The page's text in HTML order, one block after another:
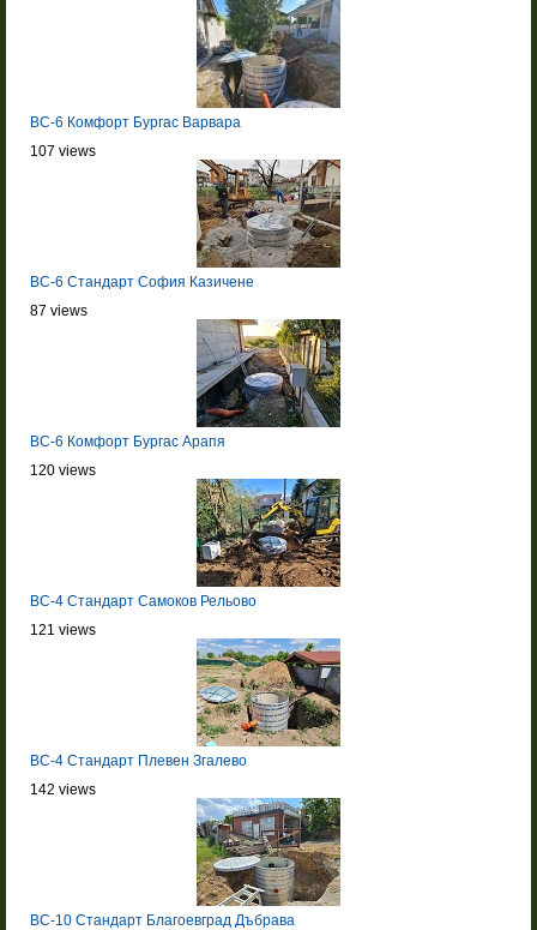
BC-6 Комфорт Бургас Варвара
107 views
BC-6 Стандарт София Казичене
87 views
BC-6 Комфорт Бургас Арапя
120 views
BC-4 Стандарт Самоков Рельово
121 views
BC-4 Стандарт Плевен Згалево
142 views
BC-10 Стандарт Благоевград Дъбрава